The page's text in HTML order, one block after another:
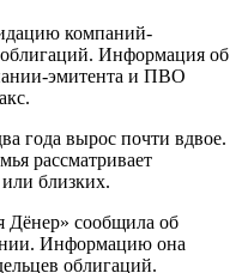
компаний-
Информация об
эмитента и ПВО
года вырос почти вдвое.
рассматривает
близких.
Дёнер» сообщила об
Информацию она
облигаций.